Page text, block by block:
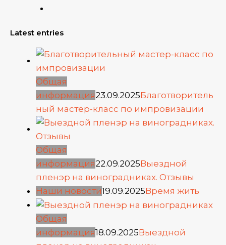
Latest entries
Общая
информация23.09.2025Благотворитель
ный мастер-класс по импровизации
Общая
информация22.09.2025Выездной
пленэр на виноградниках. Отзывы
Наши новости19.09.2025Время жить
Общая
информация18.09.2025Выездной